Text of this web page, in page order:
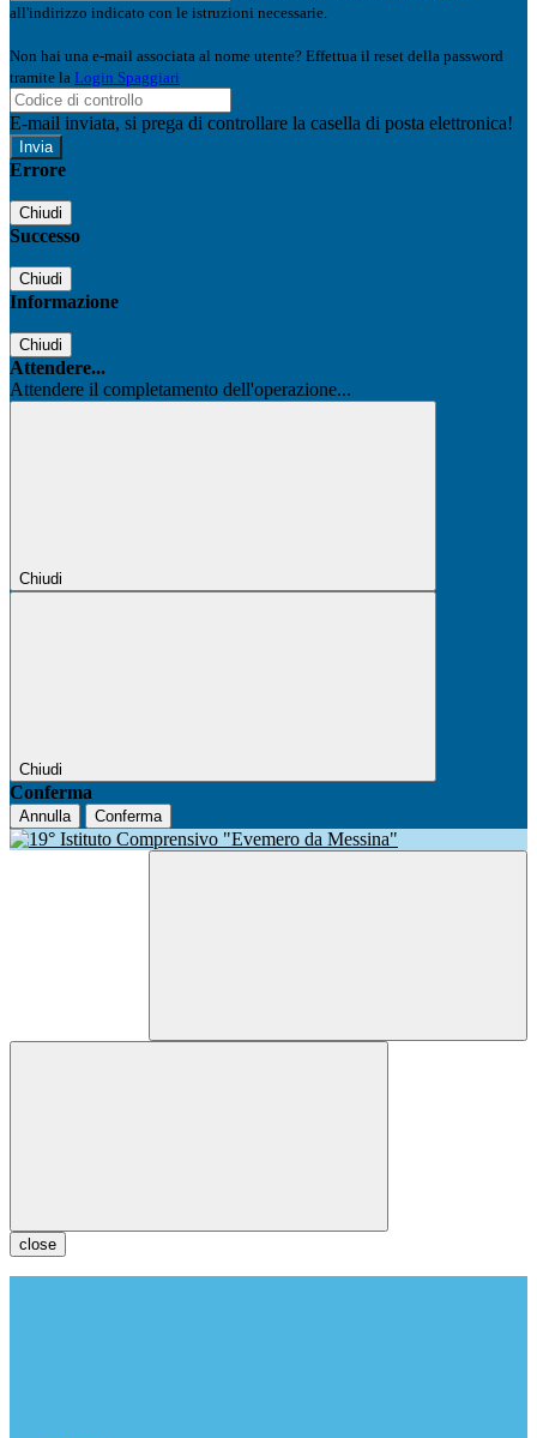
all'indirizzo indicato con le istruzioni necessarie.
Non hai una e-mail associata al nome utente? Effettua il reset della password
tramite la Login Spaggiari
E-mail inviata, si prega di controllare la casella di posta elettronica!
Errore
Chiudi
Successo
Chiudi
Informazione
Chiudi
Attendere...
Attendere il completamento dell'operazione...
Chiudi
Chiudi
Conferma
Annulla Conferma
close